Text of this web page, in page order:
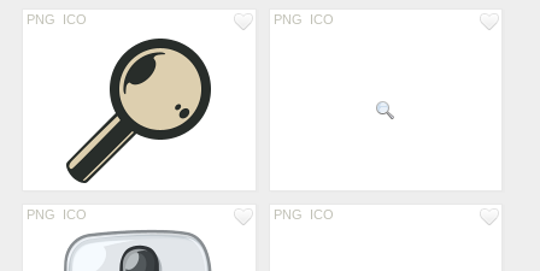
PNG ICO PNG ICO
PNG ICO PNG ICO